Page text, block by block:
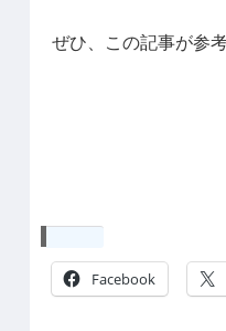
ぜひ、この記事が参
Facebook